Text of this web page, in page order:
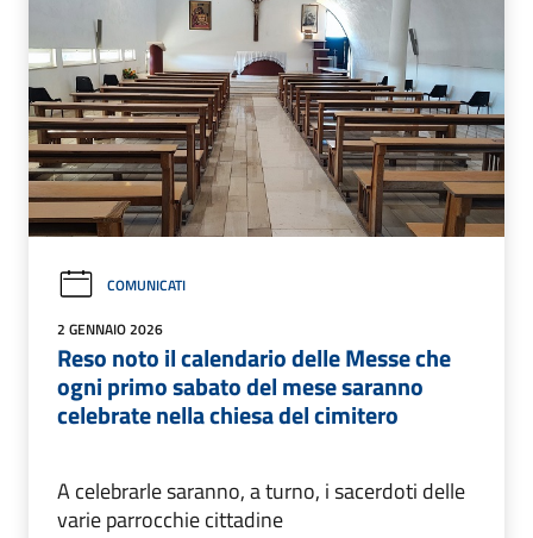
COMUNICATI
2 GENNAIO 2026
Reso noto il calendario delle Messe che
ogni primo sabato del mese saranno
celebrate nella chiesa del cimitero
A celebrarle saranno, a turno, i sacerdoti delle
varie parrocchie cittadine